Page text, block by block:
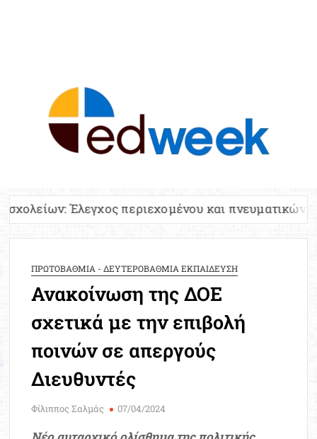
περιεχομένου και πνευματικών δικαιωμάτων
ΠΡΩΤΟΒΑΘΜΙΑ - ΔΕΥΤΕΡΟΒΑΘΜΙΑ ΕΚΠΑΙΔΕΥΣΗ
Ανακοίνωση της ΔΟΕ
σχετικά με την επιβολή
ποινών σε απεργούς
Διευθυντές
Φίλιππος Σαλμάς 07/04/2024